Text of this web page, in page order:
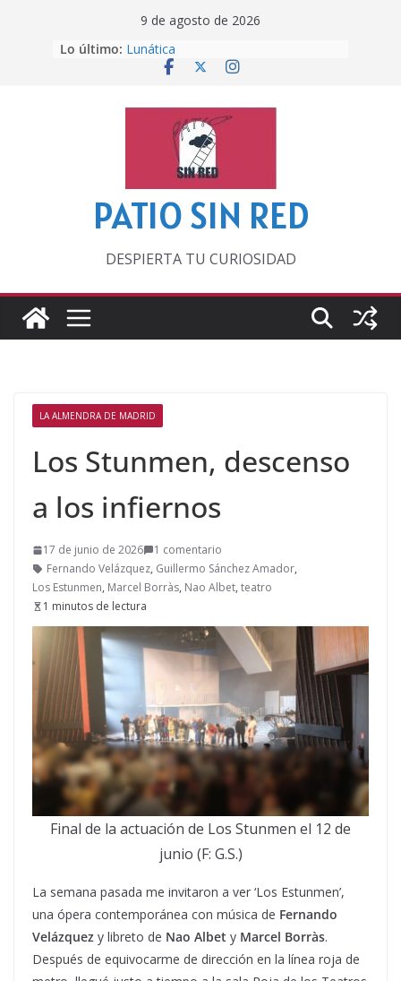
9 de agosto de 2026
Lo último: Lunática
Pero, hasta entonces…
‘La broma infinita’ de recomendar
lecturas veraniegas
Otra del Mundial
PATIO SIN RED
DESPIERTA TU CURIOSIDAD
LA ALMENDRA DE MADRID
Los Stunmen, descenso
a los infiernos
17 de junio de 2026
1 comentario
Fernando Velázquez, Guillermo Sánchez Amador,
Los Estunmen, Marcel Borràs, Nao Albet, teatro
1 minutos de lectura
Final de la actuación de Los Stunmen el 12 de
junio (F: G.S.)
La semana pasada me invitaron a ver ‘Los Estunmen’,
una ópera contemporánea con música de Fernando
Velázquez y libreto de Nao Albet y Marcel Borràs.
Después de equivocarme de dirección en la línea roja de